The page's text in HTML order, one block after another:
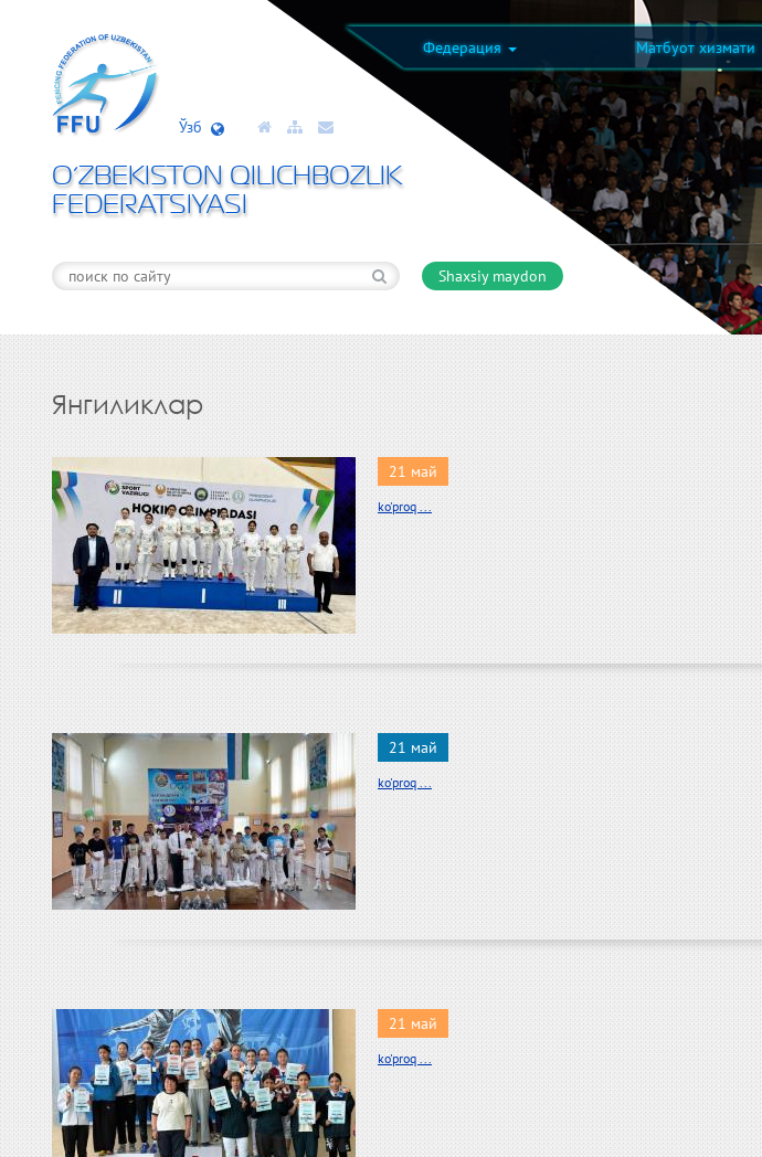
Федерация Матбуот хизмати
Ўзб
O’ZBEKISTON QILICHBOZLIK
FEDERATSIYASI
Shaxsiy maydon
Янгиликлар
21 май
ko'proq ...
21 май
ko'proq ...
21 май
ko'proq ...